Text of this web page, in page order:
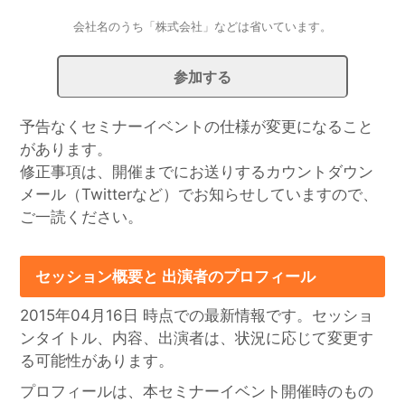
会社名のうち「株式会社」などは省いています。
参加する
予告なくセミナーイベントの仕様が変更になること
があります。
修正事項は、開催までにお送りするカウントダウン
メール（Twitterなど）でお知らせしていますので、
ご一読ください。
セッション概要と 出演者のプロフィール
2015年04月16日 時点での最新情報です。セッショ
ンタイトル、内容、出演者は、状況に応じて変更す
る可能性があります。
プロフィールは、本セミナーイベント開催時のもの